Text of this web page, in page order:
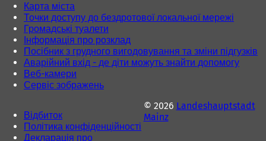
Карта міста
Точки доступу до бездротової локальної мережі
Громадські туалети
Інформація про розклад
Посібник з грудного вигодовування та зміни підгузків
Аварійний вхід - де діти можуть знайти допомогу
Веб-камери
Сервіс зображень
Відбиток
Політика конфіденційності
Декларація про
© 2026 Landeshauptstadt
Mainz